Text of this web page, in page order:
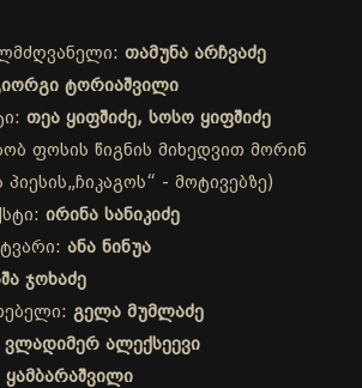
თამუნა არჩვაძე
ტორიაშვილი
თეა ყიფშიძე, სოსო ყიფშიძე
ფოსის წიგნის მიხედვით მორინ
- მოტივებზე)
ირინა სანიკიძე
ანა ნინუა
ჯოხაძე
გელა მუმლაძე
ვლადიმერ ალექსეევი
ყამბარაშვილი